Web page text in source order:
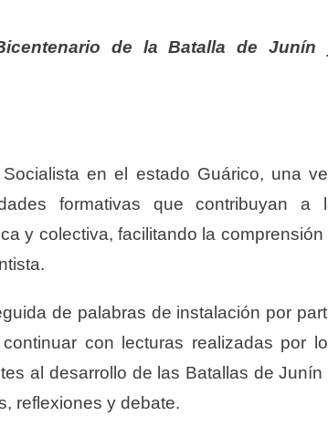
de la Batalla de Junín
en el estado Guárico, una
formativas que contribuyan a
y colectiva, facilitando la comprensión
de palabras de instalación por
con lecturas realizadas por
al desarrollo de las Batallas de Junín
reflexiones y debate.